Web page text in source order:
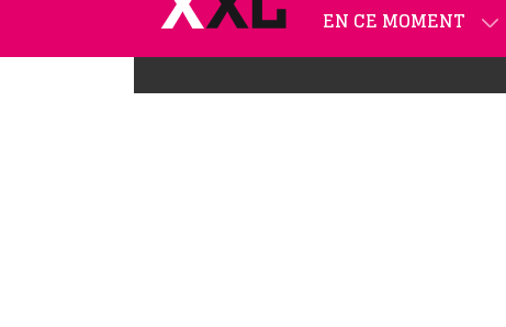
EN CE MOMENT